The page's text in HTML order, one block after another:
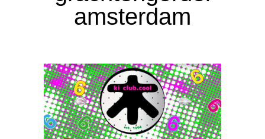
amsterdam